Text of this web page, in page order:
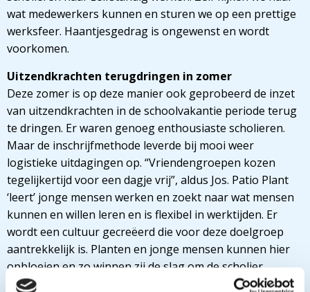
wat medewerkers kunnen en sturen we op een prettige
werksfeer. Haantjesgedrag is ongewenst en wordt
voorkomen.
Uitzendkrachten terugdringen in zomer
Deze zomer is op deze manier ook geprobeerd de inzet
van uitzendkrachten in de schoolvakantie periode terug
te dringen. Er waren genoeg enthousiaste scholieren.
Maar de inschrijfmethode leverde bij mooi weer
logistieke uitdagingen op. “Vriendengroepen kozen
tegelijkertijd voor een dagje vrij”, aldus Jos. Patio Plant
‘leert’ jonge mensen werken en zoekt naar wat mensen
kunnen en willen leren en is flexibel in werktijden. Er
wordt een cultuur gecreëerd die voor deze doelgroep
aantrekkelijk is. Planten en jonge mensen kunnen hier
opbloeien en zo winnen zij de slag om de scholier.